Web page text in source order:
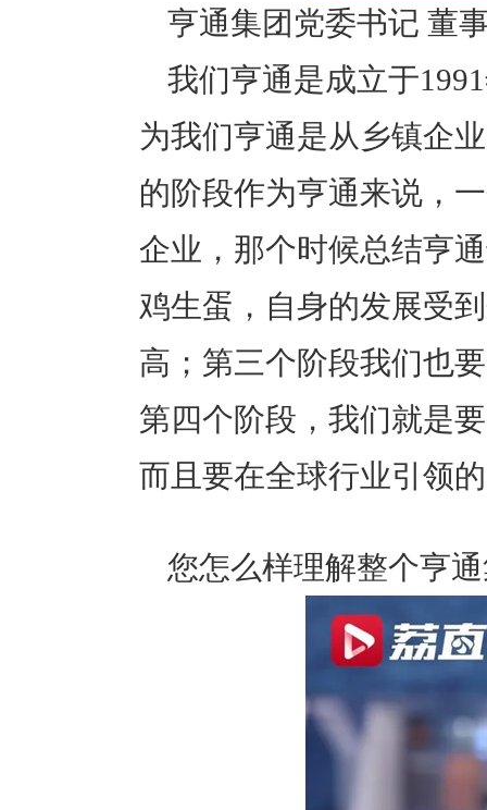
亨通集团党委书记 董
我们亨通是成立于
为我们亨通是从乡镇企
的阶段作为亨通来说，
企业，那个时候总结亨
鸡生蛋，自身的发展受
高；第三个阶段我们也
第四个阶段，我们就是
而且要在全球行业引领
您怎么样理解整个亨